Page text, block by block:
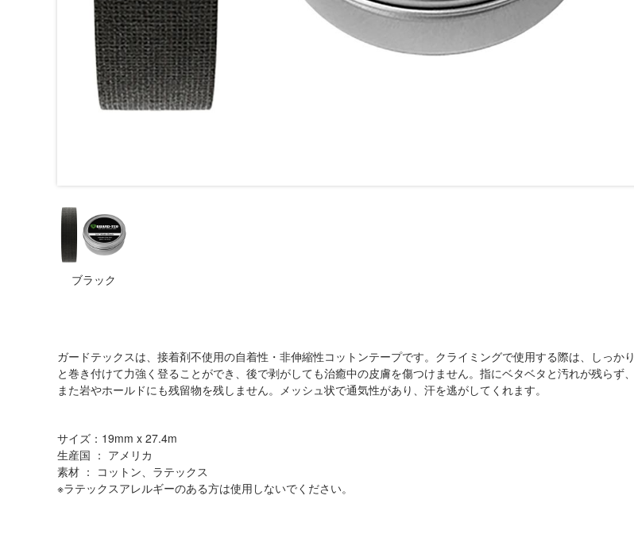
ブラック
ガードテックスは、接着剤不使用の自着性・非伸縮性コットンテープです。クライミングで使用する際は、しっかり
と巻き付けて力強く登ることができ、後で剥がしても治癒中の皮膚を傷つけません。指にベタベタと汚れが残らず、
また岩やホールドにも残留物を残しません。メッシュ状で通気性があり、汗を逃がしてくれます。
サイズ：19mm x 27.4m
生産国 ： アメリカ
素材 ： コットン、ラテックス
※ラテックスアレルギーのある方は使用しないでください。